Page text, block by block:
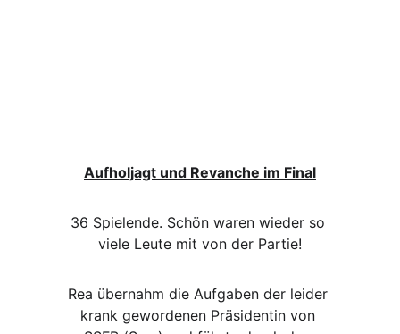
Aufholjagt und Revanche im Final
36 Spielende. Schön waren wieder so
viele Leute mit von der Partie!
Rea übernahm die Aufgaben der leider
krank gewordenen Präsidentin von